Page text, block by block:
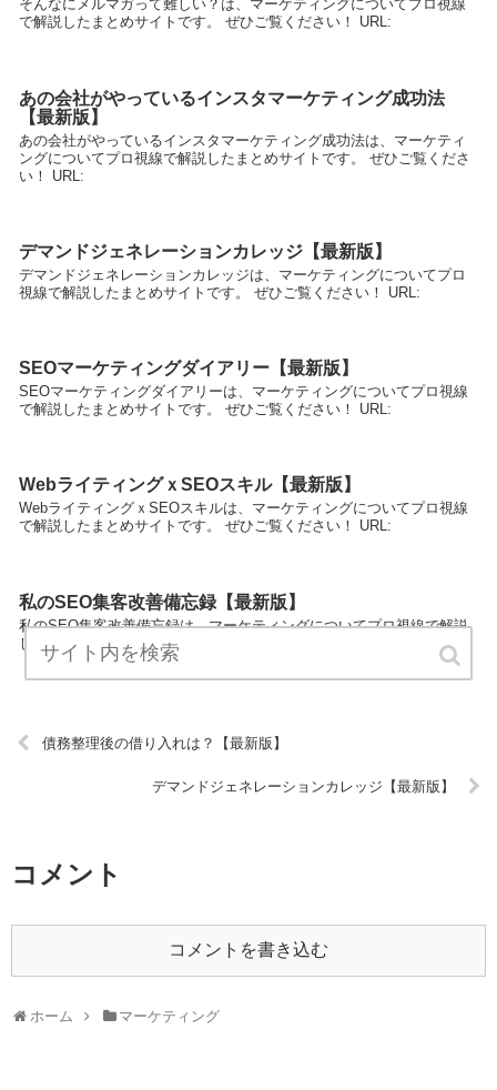
そんなにメルマガって難しい？は、マーケティングについてプロ視線
で解説したまとめサイトです。 ぜひご覧ください！ URL:
あの会社がやっているインスタマーケティング成功法
【最新版】
あの会社がやっているインスタマーケティング成功法は、マーケティ
ングについてプロ視線で解説したまとめサイトです。 ぜひご覧くださ
い！ URL:
デマンドジェネレーションカレッジ【最新版】
デマンドジェネレーションカレッジは、マーケティングについてプロ
視線で解説したまとめサイトです。 ぜひご覧ください！ URL:
SEOマーケティングダイアリー【最新版】
SEOマーケティングダイアリーは、マーケティングについてプロ視線
で解説したまとめサイトです。 ぜひご覧ください！ URL:
WebライティングｘSEOスキル【最新版】
WebライティングｘSEOスキルは、マーケティングについてプロ視線
で解説したまとめサイトです。 ぜひご覧ください！ URL:
私のSEO集客改善備忘録【最新版】
私のSEO集客改善備忘録は、マーケティングについてプロ視線で解説
したまとめサイトです。 ぜひご覧ください！ URL:
債務整理後の借り入れは？【最新版】
デマンドジェネレーションカレッジ【最新版】
コメント
コメントを書き込む
ホーム マーケティング